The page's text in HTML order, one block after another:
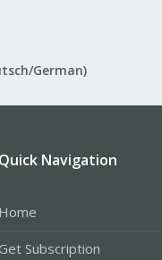
German)
Quick Navigation
Home
Get Subscription